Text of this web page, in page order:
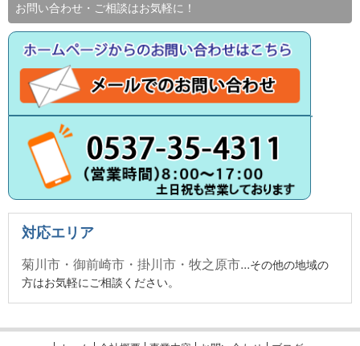
お問い合わせ・ご相談はお気軽に！
対応エリア
菊川市・御前崎市・掛川市・牧之原市...その他の地域の
方はお気軽にご相談ください。